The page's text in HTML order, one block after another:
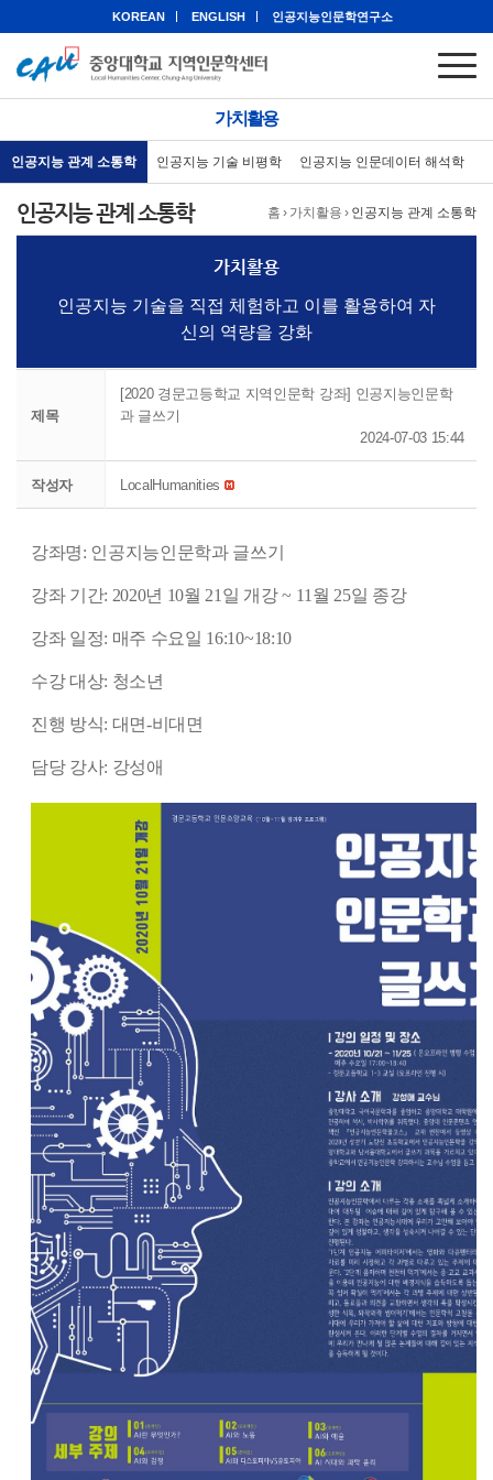
KOREAN ENGLISH 인공지능인문학연구소
가치활용
인공지능 관계 소통학 인공지능 기술 비평학 인공지능 인문데이터 해석학
홈 › 가치활용 › 인공지능 관계 소통학
인공지능 관계 소통학
가치활용
인공지능 기술을 직접 체험하고 이를 활용하여 자
신의 역량을 강화
제목
[2020 경문고등학교 지역인문학 강좌] 인공지능인문학
과 글쓰기
2024-07-03 15:44
작성자 LocalHumanities
강좌명: 인공지능인문학과 글쓰기
강좌 기간: 2020년 10월 21일 개강 ~ 11월 25일 종강
강좌 일정: 매주 수요일 16:10~18:10
수강 대상: 청소년
진행 방식: 대면-비대면
담당 강사: 강성애